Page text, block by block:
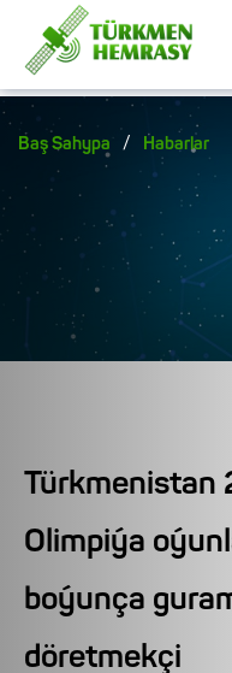
Baş Sahypa / Habarlar
Olimpiýa
boýunça
döretmekçi